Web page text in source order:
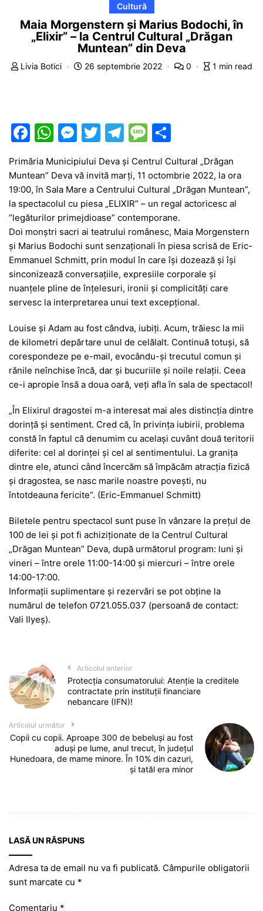
Cultură
Maia Morgenstern şi Marius Bodochi, în
„Elixir” – la Centrul Cultural „Drăgan
Muntean” din Deva
Livia Botici 26 septembrie 2022 0 1 min read
F
a
c
e
b
o
o
k
W
at
s
A
p
p
M
e
s
s
e
n
g
er
T
itt
er
T
el
e
gr
a
m
M
s
s
a
g
e
ta
je
a
z
ă
Primăria Municipiului Deva şi Centrul Cultural „Drăgan
Muntean” Deva vă invită marţi, 11 octombrie 2022, la ora
19:00, în Sala Mare a Centrului Cultural „Drăgan Muntean”,
la spectacolul cu piesa „ELIXIR” – un regal actoricesc al
”legăturilor primejdioase” contemporane.
Doi monştri sacri ai teatrului românesc, Maia Morgenstern
şi Marius Bodochi sunt senzaţionali în piesa scrisă de Eric-
Emmanuel Schmitt, prin modul în care îşi dozează şi îşi
sinconizează conversaţiile, expresiile corporale şi
nuanţele pline de înţelesuri, ironii şi complicităţi care
servesc la interpretarea unui text excepţional.
Louise şi Adam au fost cândva, iubiţi. Acum, trăiesc la mii
de kilometri depărtare unul de celălalt. Continuă totuşi, să
corespondeze pe e-mail, evocându-şi trecutul comun şi
rănile neînchise încă, dar şi bucuriile şi noile relaţii. Ceea
ce-i apropie însă a doua oară, veţi afla în sala de spectacol!
„În Elixirul dragostei m-a interesat mai ales distincţia dintre
dorinţă şi sentiment. Cred că, în privinţa iubirii, problema
constă în faptul că denumim cu acelaşi cuvânt două teritorii
diferite: cel al dorinţei şi cel al sentimentului. La graniţa
dintre ele, atunci când încercăm să împăcăm atracţia fizică
şi dragostea, se nasc marile noastre poveşti, nu
întotdeauna fericite“. (Eric-Emmanuel Schmitt)
Biletele pentru spectacol sunt puse în vânzare la preţul de
100 de lei şi pot fi achiziţionate de la Centrul Cultural
„Drăgan Muntean” Deva, după următorul program: luni și
vineri – între orele 11:00-14:00 şi miercuri – între orele
14:00-17:00.
Informații suplimentare şi rezervări se pot obține la
numărul de telefon 0721.055.037 (persoană de contact:
Vali Ilyeș).
Articolul anterior
Protecția consumatorului: Atenție la creditele
contractate prin instituții financiare
nebancare (IFN)!
Articolul următor
Copii cu copii. Aproape 300 de bebeluși au fost
aduși pe lume, anul trecut, în județul
Hunedoara, de mame minore. În 10% din cazuri,
și tatăl era minor
LASĂ UN RĂSPUNS
Adresa ta de email nu va fi publicată. Câmpurile obligatorii
sunt marcate cu *
Comentariu *